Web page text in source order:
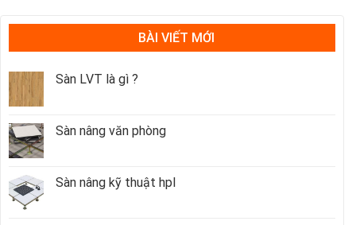
BÀI VIẾT MỚI
Sàn LVT là gì ?
Sàn nâng văn phòng
Sàn nâng kỹ thuật hpl